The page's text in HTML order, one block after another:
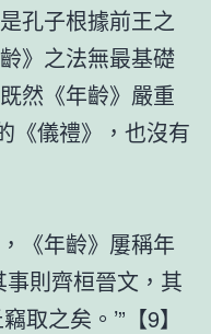
孔子根據前王之
》之法無最基礎
然《年齡》嚴重
《儀禮》，也沒有
《年齡》屢稱年
則齊桓晉文，其
取之矣。’”【9】